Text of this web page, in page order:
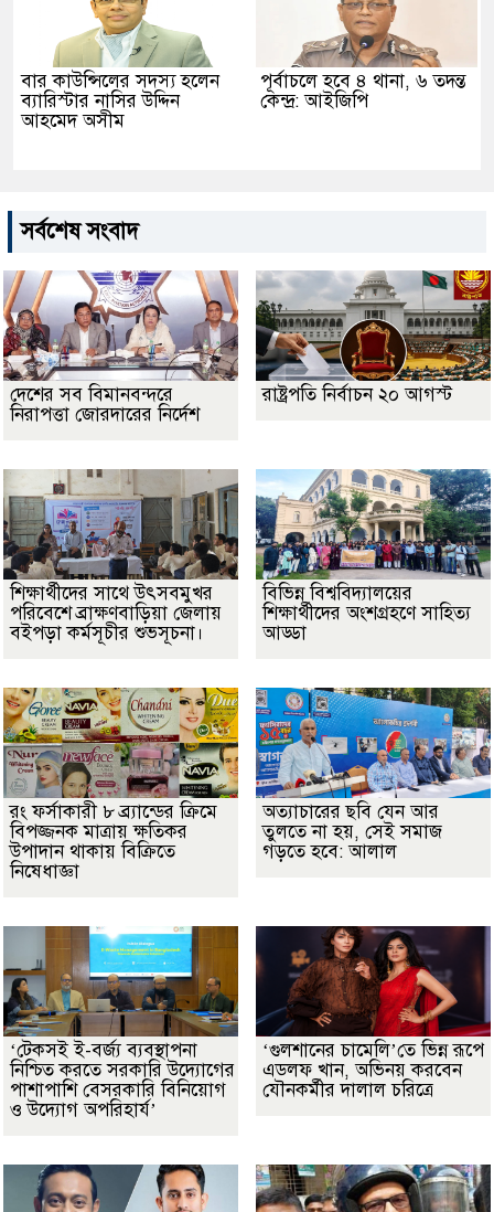
বার কাউন্সিলের সদস্য হলেন
ব্যারিস্টার নাসির উদ্দিন
আহমেদ অসীম
পূর্বাচলে হবে ৪ থানা, ৬ তদন্ত
কেন্দ্র: আইজিপি
সর্বশেষ সংবাদ
দেশের সব বিমানবন্দরে
নিরাপত্তা জোরদারের নির্দেশ
রাষ্ট্রপতি নির্বাচন ২০ আগস্ট
শিক্ষার্থীদের সাথে উৎসবমুখর
পরিবেশে ব্রাক্ষণবাড়িয়া জেলায়
বইপড়া কর্মসূচীর শুভসূচনা।
বিভিন্ন বিশ্ববিদ্যালয়ের
শিক্ষার্থীদের অংশগ্রহণে সাহিত্য
আড্ডা
রং ফর্সাকারী ৮ ব্র্যান্ডের ক্রিমে
বিপজ্জনক মাত্রায় ক্ষতিকর
উপাদান থাকায় বিক্রিতে
নিষেধাজ্ঞা
অত্যাচারের ছবি যেন আর
তুলতে না হয়, সেই সমাজ
গড়তে হবে: আলাল
‘টেকসই ই-বর্জ্য ব্যবস্থাপনা
নিশ্চিত করতে সরকারি উদ্যোগের
পাশাপাশি বেসরকারি বিনিয়োগ
ও উদ্যোগ অপরিহার্য’
‘গুলশানের চামেলি’তে ভিন্ন রূপে
এডলফ খান, অভিনয় করবেন
যৌনকর্মীর দালাল চরিত্রে